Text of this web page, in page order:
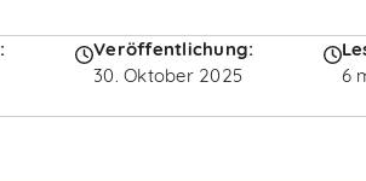
Veröffentlichung:
30. Oktober 2025
6